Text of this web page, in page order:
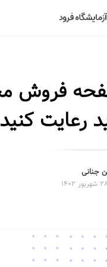
رعایت کنید
جنانی
۱۴۰۲